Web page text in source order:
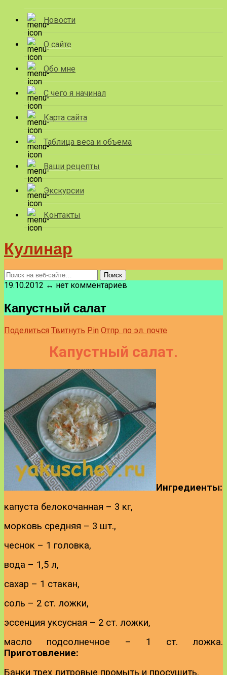
Новости
О сайте
Обо мне
С чего я начинал
Карта сайта
Таблица веса и объема
Ваши рецепты
Экскурсии
Контакты
Кулинар
19.10.2012 ↔ нет комментариев
Капустный салат
Поделиться Твитнуть Pin Отпр. по эл. почте
Капустный салат.
Ингредиенты:
капуста белокочанная – 3 кг,
морковь средняя – 3 шт.,
чеснок – 1 головка,
вода – 1,5 л,
сахар – 1 стакан,
соль – 2 ст. ложки,
эссенция уксусная – 2 ст. ложки,
масло подсолнечное – 1 ст. ложка.
Приготовление:
Банки трех литровые промыть и просушить.